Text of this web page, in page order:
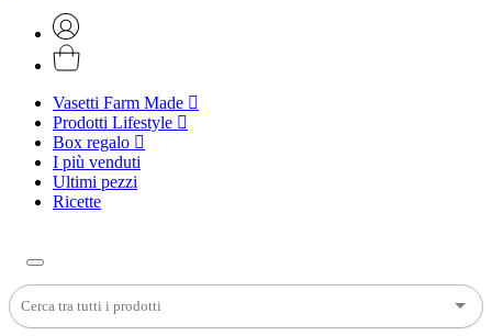
Vasetti Farm Made
Prodotti Lifestyle
Box regalo
I più venduti
Ultimi pezzi
Ricette